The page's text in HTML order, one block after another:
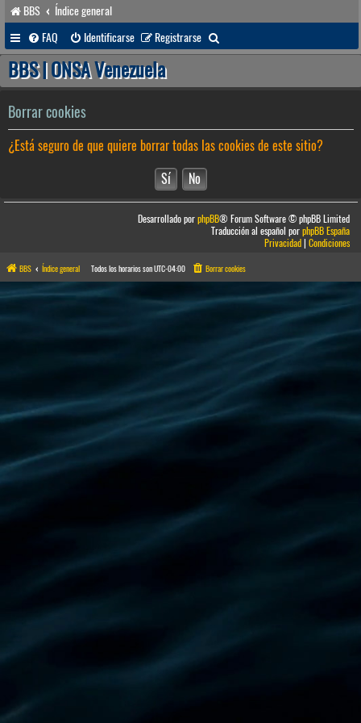
BBS
Índice general
FAQ
Identificarse Registrarse
u
a
r
BBS | ONSA Venezuela
Borrar cookies
¿Está seguro de que quiere borrar todas las cookies de este sitio?
Desarrollado porphpBB® Forum Software © phpBB Limited
Traducción al español porphpBB España
Privacidad|Condiciones
BBS Índice general Todos los horarios sonUTC-04:00 Borrar cookies